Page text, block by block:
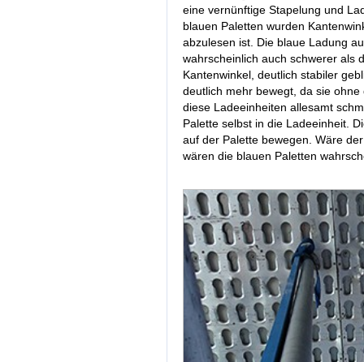
eine vernünftige Stapelung und
blauen Paletten wurden
abzulesen ist. Die blaue Ladung
wahrscheinlich auch schwerer als
Kantenwinkel, deutlich stabiler
deutlich mehr bewegt, da sie
diese Ladeeinheiten allesamt
Palette selbst in die Ladeeinheit.
auf der Palette bewegen. Wäre
wären die blauen Paletten